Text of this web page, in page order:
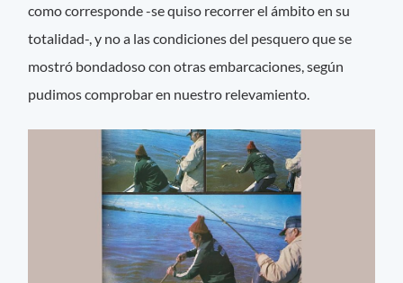
como corresponde -se quiso recorrer el ámbito en su
totalidad-, y no a las condiciones del pesquero que se
mostró bondadoso con otras embarcaciones, según
pudimos comprobar en nuestro relevamiento.